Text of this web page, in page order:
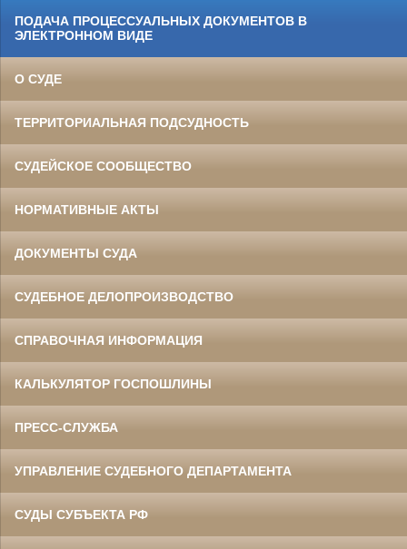
ПОДАЧА ПРОЦЕССУАЛЬНЫХ ДОКУМЕНТОВ В
ЭЛЕКТРОННОМ ВИДЕ
О СУДЕ
ТЕРРИТОРИАЛЬНАЯ ПОДСУДНОСТЬ
СУДЕЙСКОЕ СООБЩЕСТВО
НОРМАТИВНЫЕ АКТЫ
ДОКУМЕНТЫ СУДА
СУДЕБНОЕ ДЕЛОПРОИЗВОДСТВО
СПРАВОЧНАЯ ИНФОРМАЦИЯ
КАЛЬКУЛЯТОР ГОСПОШЛИНЫ
ПРЕСС-СЛУЖБА
УПРАВЛЕНИЕ СУДЕБНОГО ДЕПАРТАМЕНТА
СУДЫ СУБЪЕКТА РФ